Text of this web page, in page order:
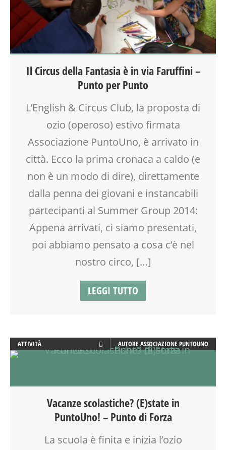
DOPO SCUOLA
EDUCATORE
ENGLISH
GENITORE
GENITORI
GIOCO
LABORATORIO
OFFICINA
PEDAGOGIA
SPAZIO
SPAZIO GIOCO
TEATRO D'IMPROVVISAZIONE
TEATRO DI NARRAZIONE
Il Circus della Fantasia è in via Faruffini –
Punto per Punto
L’English & Circus Club, la proposta di
ozio (operoso) estivo firmata
Associazione PuntoUno, è arrivato in
città. Ecco la prima cronaca a caldo (e
non è un modo di dire), direttamente
dalla penna dei giovani e instancabili
partecipanti al Summer Group 2014:
Appena arrivati, ci siamo presentati,
poi abbiamo pensato a cosa c’è nel
nostro circo, […]
LEGGI TUTTO
ATTIVITÀ
BENESSERE
AUTORE ASSOCIAZIONE PUNTOUNO
Vacanze scolastiche? (E)state in
PuntoUno! – Punto di Forza
La scuola è finita e inizia l’ozio